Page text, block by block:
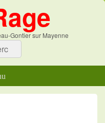
Gontier sur Mayenne